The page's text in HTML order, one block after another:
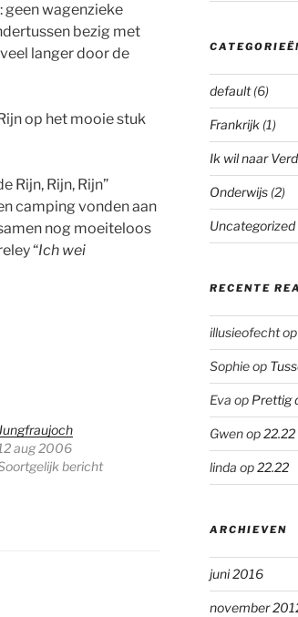
geen wagenzieke
bezig met
langer door de
op het mooie stuk
Rijn, Rijn, Rijn”
camping vonden aan
nog moeiteloos
“Ich wei
aug 2006
bericht
default(6)
Frankrijk(1)
Ik wil naar
Onderwijs(2)
Uncategorized
RECENTE
illusieofechtop
Sophieop
Eva op Prettig
Gwenop22.22
linda op22.22
ARCHIEVEN
juni 2016
november